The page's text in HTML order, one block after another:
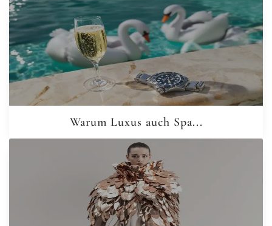
Warum Luxus auch Spa...